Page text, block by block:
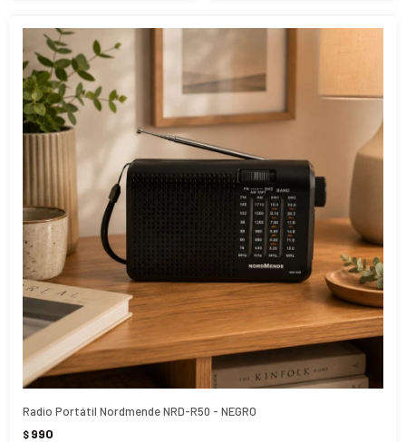
Radio Portátil Nordmende NRD-R50 - NEGRO
$ 990